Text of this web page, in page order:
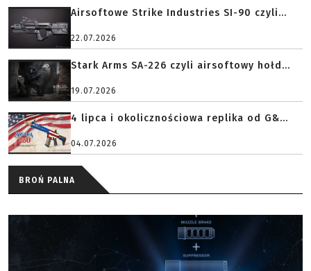
Airsoftowe Strike Industries SI-90 czyli...
22.07.2026
Stark Arms SA-226 czyli airsoftowy hołd...
19.07.2026
4 lipca i okolicznościowa replika od G&...
04.07.2026
BROŃ PALNA